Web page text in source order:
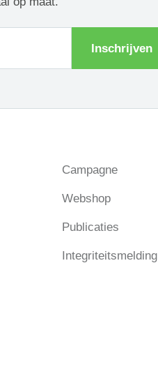
Inschrijven
Campagne
Webshop
Publicaties
Integriteitsmelding